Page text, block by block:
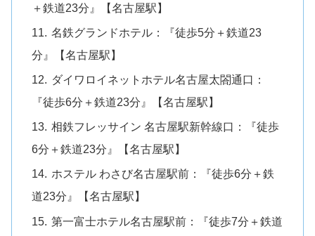
＋鉄道23分』【名古屋駅】
名鉄グランドホテル：『徒歩5分＋鉄道23
分』【名古屋駅】
ダイワロイネットホテル名古屋太閤通口：
『徒歩6分＋鉄道23分』【名古屋駅】
相鉄フレッサイン 名古屋駅新幹線口：『徒歩
6分＋鉄道23分』【名古屋駅】
ホステル わさび名古屋駅前：『徒歩6分＋鉄
道23分』【名古屋駅】
第一富士ホテル名古屋駅前：『徒歩7分＋鉄道